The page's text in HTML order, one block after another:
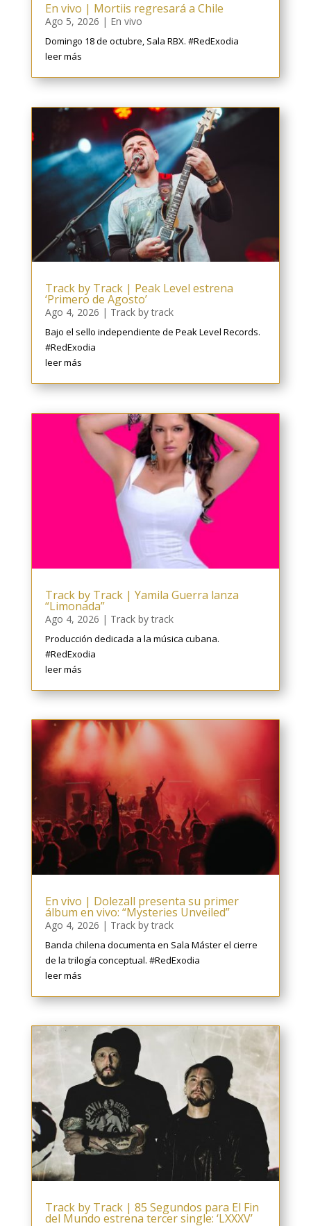
En vivo | Mortiis regresará a Chile
Ago 5, 2026 | En vivo
Domingo 18 de octubre, Sala RBX. #RedExodia
leer más
Track by Track | Peak Level estrena
‘Primero de Agosto’
Ago 4, 2026 | Track by track
Bajo el sello independiente de Peak Level Records.
#RedExodia
leer más
Track by Track | Yamila Guerra lanza
“Limonada”
Ago 4, 2026 | Track by track
Producción dedicada a la música cubana.
#RedExodia
leer más
En vivo | Dolezall presenta su primer
álbum en vivo: “Mysteries Unveiled”
Ago 4, 2026 | Track by track
Banda chilena documenta en Sala Máster el cierre
de la trilogía conceptual. #RedExodia
leer más
Track by Track | 85 Segundos para El Fin
del Mundo estrena tercer single: ‘LXXXV’